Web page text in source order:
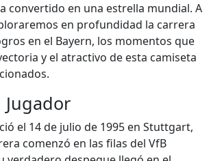
convertido en una estrella mundial. A
en profundidad la carrera
en el Bayern, los momentos que
y el atractivo de esta camiseta
Jugador
el 14 de julio de 1995 en Stuttgart,
comenzó en las filas del VfB